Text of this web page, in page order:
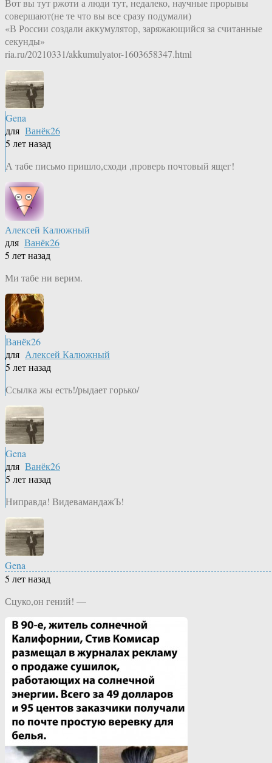
Вот вы тут ржоти а люди тут, недалеко, научные прорывы
совершают(не те что вы все сразу подумали)
«В России создали аккумулятор, заряжающийся за считанные
секунды»
ria.ru/20210331/akkumulyator-1603658347.html
Gena
для Ванёк26
5 лет назад
А табе письмо пришло,сходи ,проверь почтовый ящег!
Алексей Калюжный
для Ванёк26
5 лет назад
Ми табе ни верим.
Ванёк26
для Алексей Калюжный
5 лет назад
Ссылка жы есть!/рыдает горько/
Gena
для Ванёк26
5 лет назад
Ниправда! ВидевамандажЪ!
Gena
5 лет назад
Сцуко,он гений! —